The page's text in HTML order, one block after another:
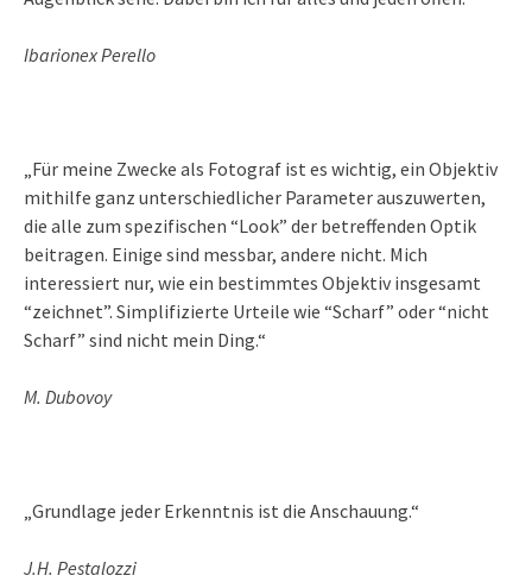
Ibarionex Perello
„Für meine Zwecke als Fotograf ist es wichtig, ein Objektiv
mithilfe ganz unterschiedlicher Parameter auszuwerten,
die alle zum spezifischen “Look” der betreffenden Optik
beitragen. Einige sind messbar, andere nicht. Mich
interessiert nur, wie ein bestimmtes Objektiv insgesamt
“zeichnet”. Simplifizierte Urteile wie “Scharf” oder “nicht
Scharf” sind nicht mein Ding.“
M. Dubovoy
„Grundlage jeder Erkenntnis ist die Anschauung.“
J.H. Pestalozzi